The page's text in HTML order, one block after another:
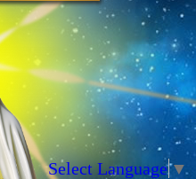
Select Language▼